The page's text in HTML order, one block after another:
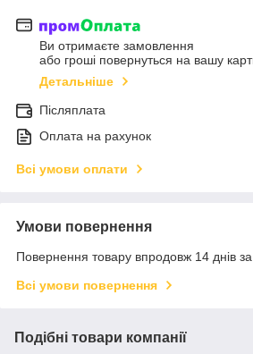
Ви отримаєте замовлення
або гроші повернуться на вашу
Детальніше
Післяплата
Оплата на рахунок
Всі умови оплати
Умови повернення
Повернення товару впродовж 14 днів
Всі умови повернення
Подібні товари компанії